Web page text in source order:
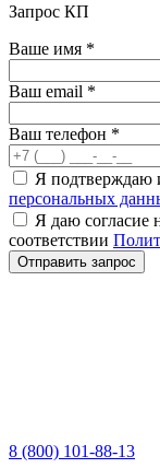
Запрос КП
Ваше имя *
Ваш email *
Ваш телефон *
Я
персональных
Я даю согласие
соответствии
Отправить запрос
8 (800) 101-88-13